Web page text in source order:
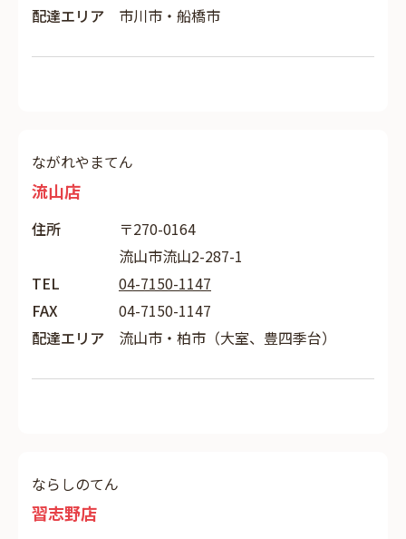
配達エリア 市川市・船橋市
ながれやまてん
流山店
住所
〒270-0164
流山市流山2-287-1
TEL
04-7150-1147
FAX
04-7150-1147
配達エリア
流山市・柏市（大室、豊四季台）
ならしのてん
習志野店